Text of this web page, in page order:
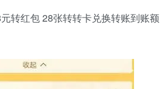
转红包 28张转转卡兑换转账到账额